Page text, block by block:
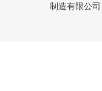
制造有限公司